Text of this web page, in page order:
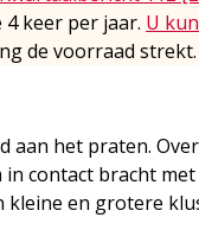
keer per jaar. U
de voorraad strekt.
aan het praten.
contact bracht
en grotere